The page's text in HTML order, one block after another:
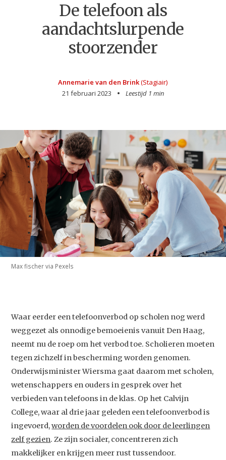
De telefoon als
aandachtslurpende
stoorzender
Annemarie van den Brink(Stagiair)
21 februari 2023
Leestijd 1 min
Max fischer via Pexels
Waar eerder een telefoonverbod op scholen nog werd
weggezet als onnodige bemoeienis vanuit Den Haag,
neemt nu de roep om het verbod toe. Scholieren moeten
tegen zichzelf in bescherming worden genomen.
Onderwijsminister Wiersma gaat daarom met scholen,
wetenschappers en ouders in gesprek over het
verbieden van telefoons in de klas. Op het Calvijn
College, waar al drie jaar geleden een telefoonverbod is
ingevoerd,worden de voordelen ook door de leerlingen
zelf gezien. Ze zijn socialer, concentreren zich
makkelijker en krijgen meer rust tussendoor.